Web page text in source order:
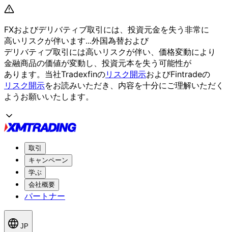
FXおよびデリバティブ取引には、 投資元金を失う 非常に
高いリスクが伴います...外国為替および
デリバティブ取引には高いリスクが伴い、 価格変動により
金融商品の価値が変動し、 投資元本を失う 可能性が
あります。 当社Tradexfinのリスク開示およびFintradeの
リスク開示をお読みいただき、 内容を十分にご理解いただく
よう お願いいたします。
取引
キャンペーン
学ぶ
会社概要
パートナー
JP